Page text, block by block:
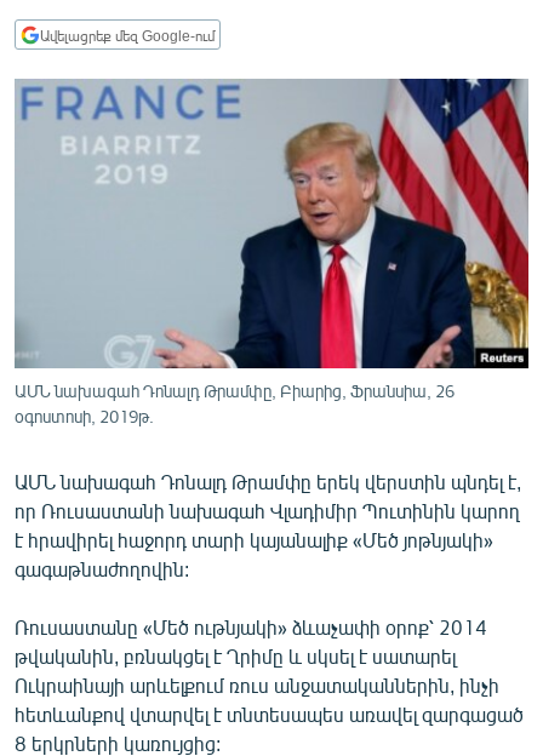
ՏՆՏԵՍՈՒԹՅՈՒՆ
ՊԱՏԵՐԱԶՄԻ 6 ՇԱԲԱԹՆԵՐԸ
ՏԱՐԱԾԱՇՐՋԱՆ
ՄԵԿՆԱԲԱՆՈՒԹՅՈՒՆ
ՏՏ ԵՒ ԻՆՏԵՐՆԵՏ
ԿՈՐՈՆԱՎԻՐՈՒՍ
ՏԵՍԱՆՅՈՒԹԵՐ
ԲԱՆԱՎԵՃ
ՓՈԴՔԱՍԹ
Հայերեն
English
Ավելացրեք մեզ Google-ում
ԱՄՆ նախագահ Դոնալդ Թրամփը, Բիարից, Ֆրանսիա, 26
օգոստոսի, 2019թ.
ԱՄՆ նախագահ Դոնալդ Թրամփը երեկ վերստին պնդել է,
որ Ռուսաստանի նախագահ Վլադիմիր Պուտինին կարող
է հրավիրել հաջորդ տարի կայանալիք «Մեծ յոթնյակի»
գագաթնաժողովին:
Ռուսաստանը «Մեծ ութնյակի» ձևաչափի օրոք՝ 2014
թվականին, բռնակցել է Ղրիմը և սկսել է սատարել
Ուկրաինայի արևելքում ռուս անջատականներին, ինչի
հետևանքով վտարվել է տնտեսապես առավել զարգացած
8 երկրների կառույցից: